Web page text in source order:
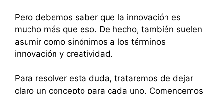
Pero debemos saber que la innovación es
mucho más que eso. De hecho, también suelen
asumir como sinónimos a los términos
innovación y creatividad.
Para resolver esta duda, trataremos de dejar
claro un concepto para cada uno. Comencemos